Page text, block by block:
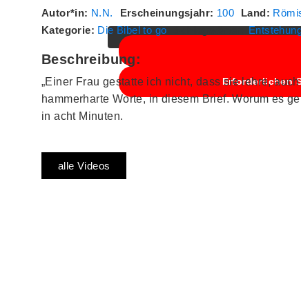
Erforderlichen
Autor*in: N.N. Erscheinungsjahr: 100 Land:
Kategorie: Die Bibel to go Schlagwörter:
Beschreibung:
„Einer Frau gestatte ich nicht, dass sie lehre,
hammerharte Worte, in diesem Brief. Worum es
in acht Minuten.
alle Videos